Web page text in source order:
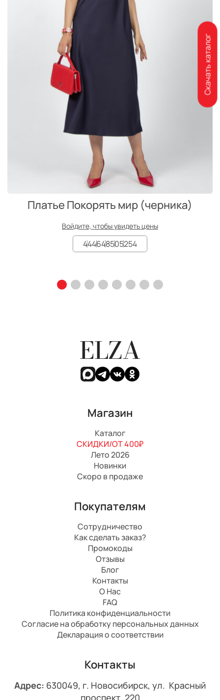
Платье Покорять мир (черника)
Войдите, чтобы увидеть цены
444648505254
ELZA
Магазин
Каталог
СКИДКИ/ОТ 400₽
Лето 2026
Новинки
Скоро в продаже
Покупателям
Сотрудничество
Как сделать заказ?
Промокоды
Отзывы
Блог
Контакты
О Нас
FAQ
Политика конфиденциальности
Согласие на обработку персональных данных
Декларация о соответствии
Контакты
Адрес: 630049, г. Новосибирск, ул. Красный
проспект, 220
Скачать каталог